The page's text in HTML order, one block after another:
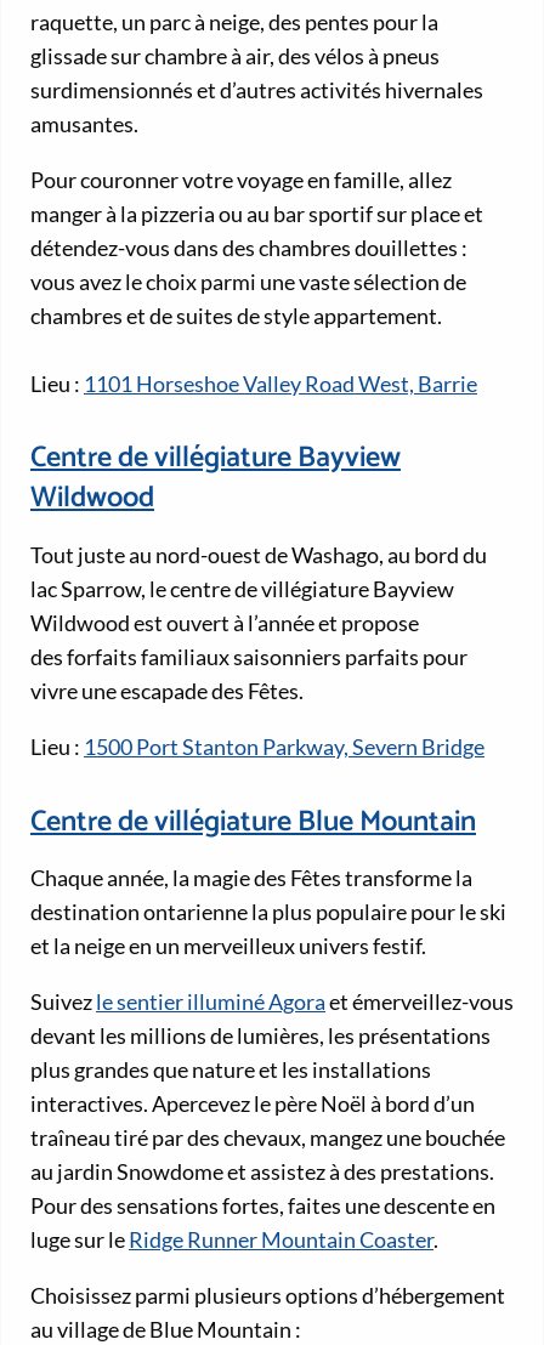
raquette, un parc à neige, des pentes pour la
glissade sur chambre à air, des vélos à pneus
surdimensionnés et d’autres activités hivernales
amusantes.
Pour couronner votre voyage en famille, allez
manger à la pizzeria ou au bar sportif sur place et
détendez-vous dans des chambres douillettes :
vous avez le choix parmi une vaste sélection de
chambres et de suites de style appartement.
Lieu : 1101 Horseshoe Valley Road West, Barrie
Centre de villégiature Bayview
Wildwood
Tout juste au nord-ouest de Washago, au bord du
lac Sparrow, le centre de villégiature Bayview
Wildwood est ouvert à l’année et propose
des forfaits familiaux saisonniers parfaits pour
vivre une escapade des Fêtes.
Lieu : 1500 Port Stanton Parkway, Severn Bridge
Centre de villégiature Blue Mountain
Chaque année, la magie des Fêtes transforme la
destination ontarienne la plus populaire pour le ski
et la neige en un merveilleux univers festif.
Suivezle sentier illuminé Agoraet émerveillez-vous
devant les millions de lumières, les présentations
plus grandes que nature et les installations
interactives. Apercevez le père Noël à bord d’un
traîneau tiré par des chevaux, mangez une bouchée
au jardin Snowdome et assistez à des prestations.
Pour des sensations fortes, faites une descente en
luge sur leRidge Runner Mountain Coaster.
Choisissez parmi plusieurs options d’hébergement
au village de Blue Mountain :